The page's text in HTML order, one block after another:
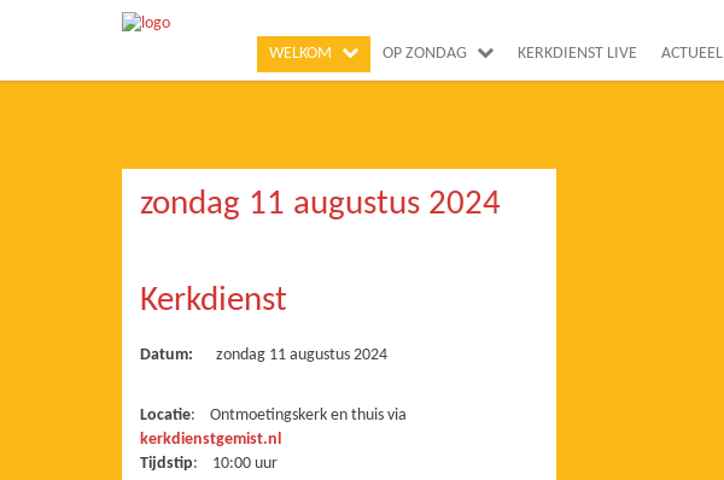
WELKOM OP ZONDAG KERKDIENST LIVE ACTUEEL
zondag 11 augustus 2024
Kerkdienst
Datum: zondag 11 augustus 2024
Locatie: Ontmoetingskerk en thuis via
kerkdienstgemist.nl
Tijdstip: 10:00 uur